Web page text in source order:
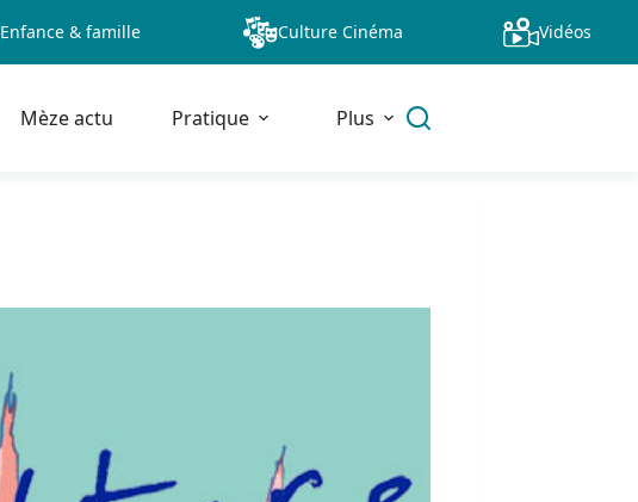
Enfance & famille Culture Cinéma Vidéos
Mèze actu Pratique Plus